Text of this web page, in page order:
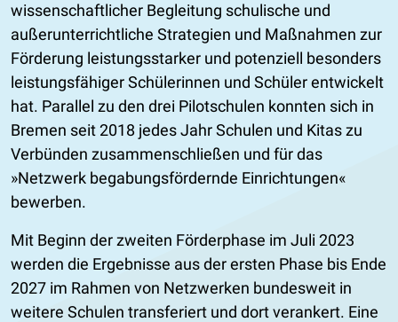
wissenschaftlicher Begleitung schulische und
außerunterrichtliche Strategien und Maßnahmen zur
Förderung leistungsstarker und potenziell besonders
leistungsfähiger Schülerinnen und Schüler entwickelt
hat. Parallel zu den drei Pilotschulen konnten sich in
Bremen seit 2018 jedes Jahr Schulen und Kitas zu
Verbünden zusammenschließen und für das
»Netzwerk begabungsfördernde Einrichtungen«
bewerben.
Mit Beginn der zweiten Förderphase im Juli 2023
werden die Ergebnisse aus der ersten Phase bis Ende
2027 im Rahmen von Netzwerken bundesweit in
weitere Schulen transferiert und dort verankert. Eine